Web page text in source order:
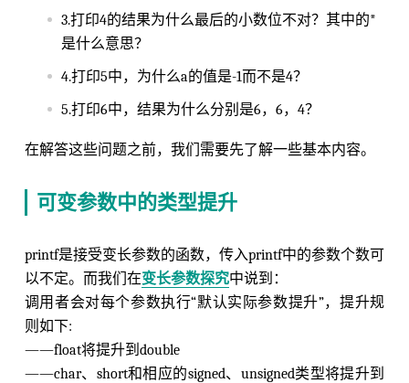
3.打印4的结果为什么最后的小数位不对？其中的*
是什么意思？
4.打印5中，为什么a的值是-1而不是4？
5.打印6中，结果为什么分别是6，6，4？
在解答这些问题之前，我们需要先了解一些基本内容。
可变参数中的类型提升
printf是接受变长参数的函数，传入printf中的参数个数可
以不定。而我们在变长参数探究中说到：
调用者会对每个参数执行“默认实际参数提升”，提升规
则如下:
——float将提升到double
——char、short和相应的signed、unsigned类型将提升到